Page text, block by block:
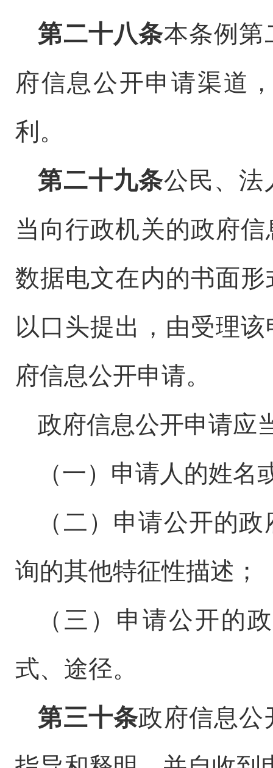
第二十八条本条例第
府信息公开申请渠道
利。
第二十九条公民、法
当向行政机关的政府
数据电文在内的书面
以口头提出，由受理
府信息公开申请。
政府信息公开申请应
（一）申请人的姓
（二）申请公开的
询的其他特征性描述；
（三）申请公开的
式、途径。
第三十条政府信息公